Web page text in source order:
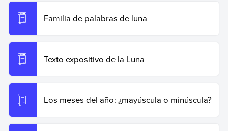
Recuperado el 19 de junio de 2026 de
https://www.ejemplos.co/oraciones-con-la-palabra-luna/
Copiar cita
Familia de palabras de luna
Texto expositivo de la Luna
Los meses del año: ¿mayúscula o minúscula?